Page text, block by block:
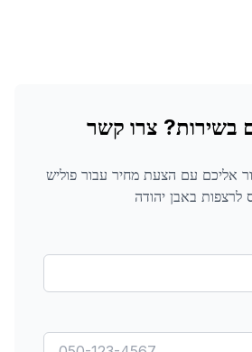
בשירות? צרו קשר
אליכם עם הצעת מחיר עבורפוליש
לרצפות באבן יהודה